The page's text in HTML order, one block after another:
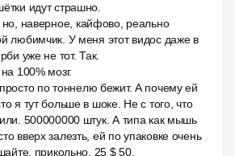
идут страшно.
наверное, кайфово, реально
любимчик. У меня этот видос даже в
уже не тот. Так.
100% мозг.
по тоннелю бежит. А почему ей
я тут больше в шоке. Не с того, что
500000000 штук. А типа как мышь
вверх залезть, ей по упаковке очень
прикольно. 25 $ 50.